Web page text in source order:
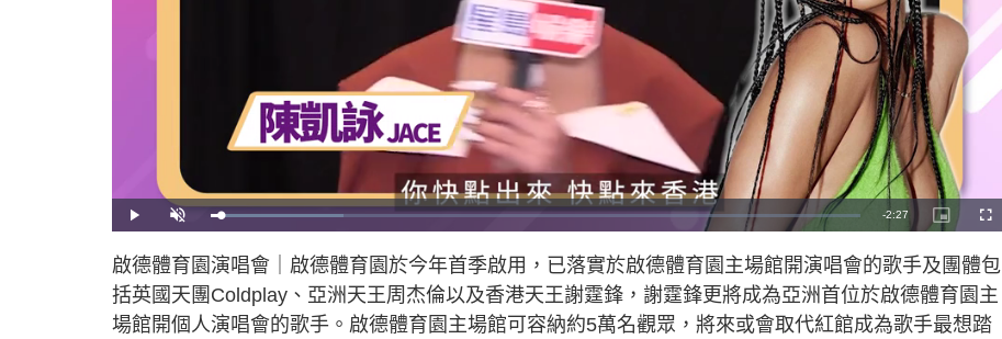
P
l
y
U
n
u
t
e
L
o
d
2
0
.
4
R
a
-2:27
P
i
u
r
e
-
i
n
-
F
u
l
s
c
r
e
n
啟德體育園演唱會｜啟德體育園於今年首季啟用，已落實於啟德體育園主場館開演唱會的歌手及團體包
括英國天團Coldplay、亞洲天王周杰倫以及香港天王謝霆鋒，謝霆鋒更將成為亞洲首位於啟德體育園主
場館開個人演唱會的歌手。啟德體育園主場館可容納約5萬名觀眾，將來或會取代紅館成為歌手最想踏